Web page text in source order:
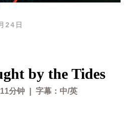
24日
by the Tides
分钟 字幕：中/英